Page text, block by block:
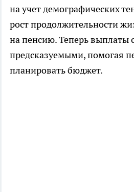
на учет демографических
рост продолжительности
на пенсию. Теперь выплаты
предсказуемыми, помогая
планировать бюджет.